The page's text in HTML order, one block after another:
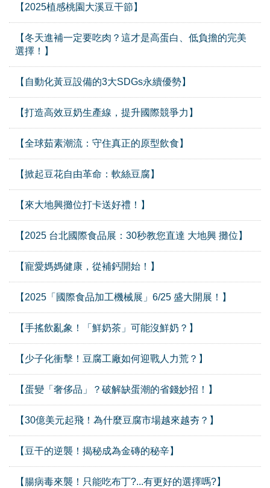
【2025植感桃園大溪豆干節】
【冬天進補一定要吃肉？這才是高蛋白、低負擔的完美
選擇！】
【自動化黃豆設備的3大SDGs永續優勢】
【打造高效豆奶生產線，提升國際競爭力】
【全球茹素潮流：守住真正的原型飲食】
【掀起豆花自由革命：軟絲豆腐】
【來大地興攤位打卡送好禮！】
【2025 台北國際食品展：30秒教您直達 大地興 攤位】
【寵愛媽媽健康，從補鈣開始！】
【2025「國際食品加工機械展」6/25 盛大開展！】
【手搖飲亂象！「鮮奶茶」可能沒鮮奶？】
【少子化衝擊！豆腐工廠如何迎戰人力荒？】
【蛋變「奢侈品」？破解缺蛋潮的省錢妙招！】
【30億美元起飛！為什麼豆腐市場越來越夯？】
【豆干的逆襲！揭秘成為金磚的秘辛】
【腸病毒來襲！只能吃布丁?...有更好的選擇嗎?】